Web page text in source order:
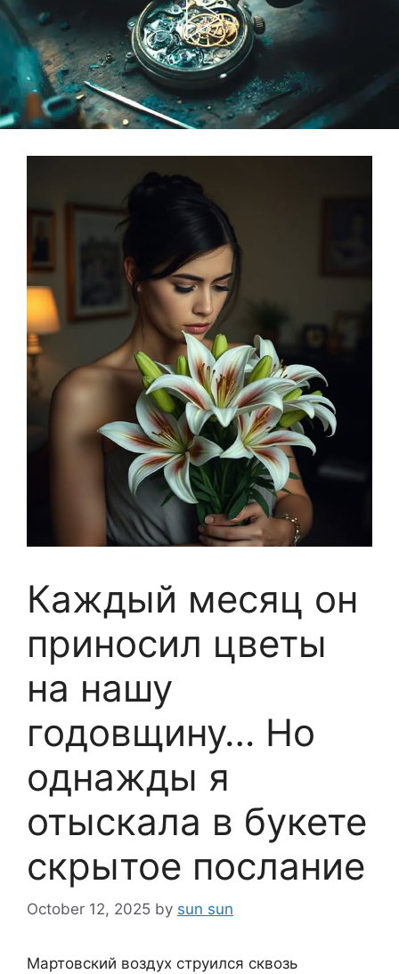
Каждый месяц он
приносил цветы
на нашу
годовщину… Но
однажды я
отыскала в букете
скрытое послание
October 12, 2025 by sun sun
Мартовский воздух струился сквозь